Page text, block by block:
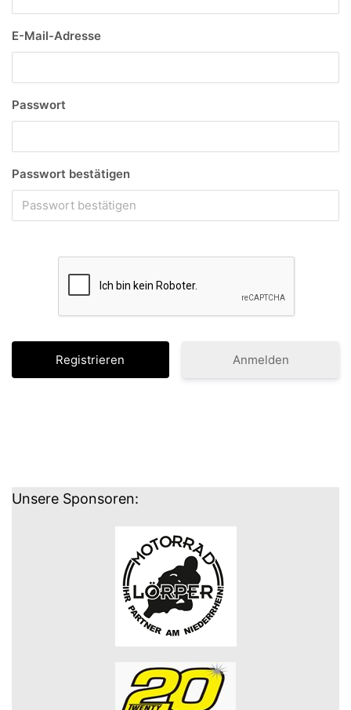
E-Mail-Adresse
Passwort
Passwort bestätigen
Anmelden
Unsere Sponsoren: